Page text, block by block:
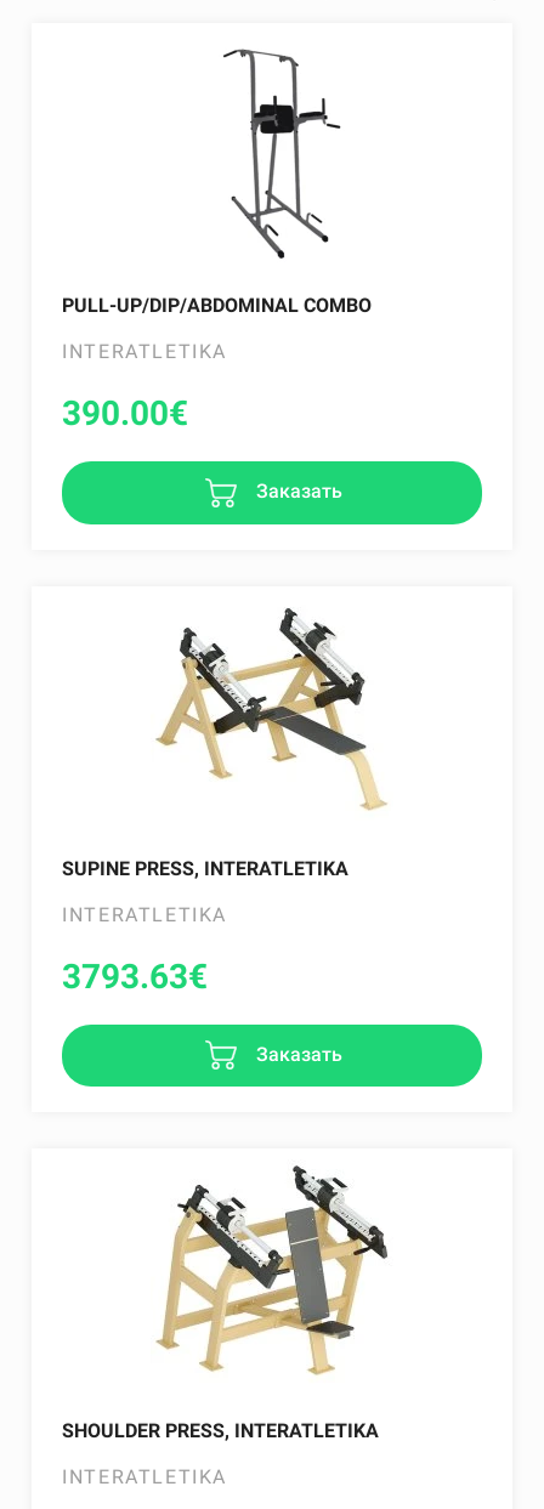
PULL-UP/DIP/ABDOMINAL COMBO
INTERATLETIKA
390.00€
Заказать
SUPINE PRESS, INTERATLETIKA
INTERATLETIKA
3793.63€
Заказать
SHOULDER PRESS, INTERATLETIKA
INTERATLETIKA